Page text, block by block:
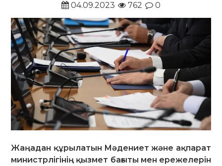
04.09.2023
762 0
Жаңадан құрылатын Мәдениет және ақпарат
министрлігінің қызмет бағыты мен ережелерін